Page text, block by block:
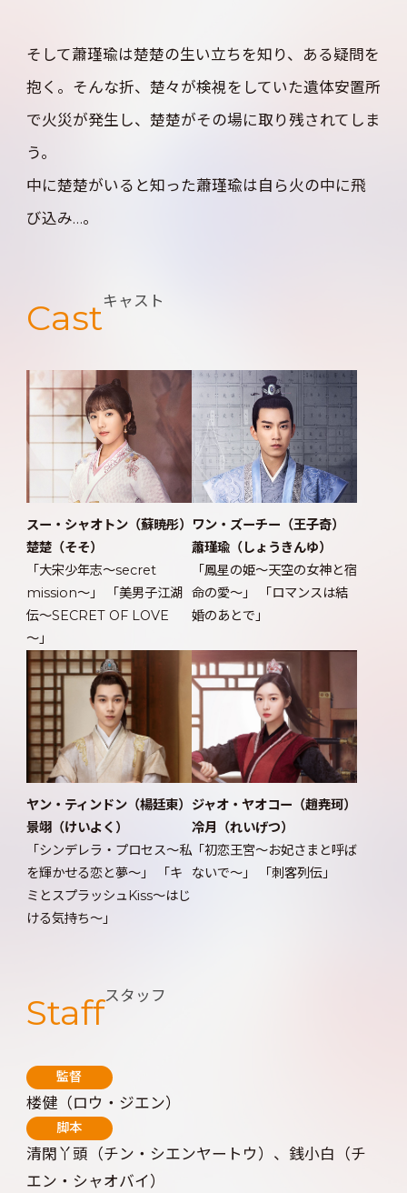
そして蕭瑾瑜は楚楚の生い立ちを知り、ある疑問を
抱く。そんな折、楚々が検視をしていた遺体安置所
で火災が発生し、楚楚がその場に取り残されてしま
う。
中に楚楚がいると知った蕭瑾瑜は自ら火の中に飛
び込み…。
Castキャスト
スー・シャオトン（蘇暁彤）
楚楚（そそ）
「大宋少年志～secret
mission～」 「美男子江湖
伝～SECRET OF LOVE
～」
ワン・ズーチー（王子奇）
蕭瑾瑜（しょうきんゆ）
「鳳星の姫～天空の女神と宿
命の愛～」 「ロマンスは結
婚のあとで」
ヤン・ティンドン（楊廷東）
景翊（けいよく）
「シンデレラ・プロセス～私
を輝かせる恋と夢～」 「キ
ミとスプラッシュKiss～はじ
ける気持ち～」
ジャオ・ヤオコー（趙尭珂）
冷月（れいげつ）
「初恋王宮～お妃さまと呼ば
ないで～」 「刺客列伝」
Staffスタッフ
監督
楼健（ロウ・ジエン）
脚本
清閑丫頭（チン・シエンヤートウ）、銭小白（チ
エン・シャオバイ）